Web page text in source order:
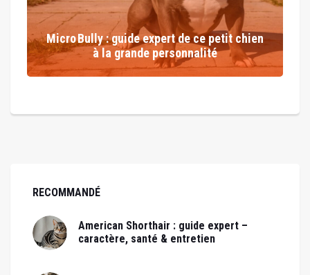
Micro Bully : guide expert de ce petit chien
à la grande personnalité
RECOMMANDÉ
American Shorthair : guide expert –
caractère, santé & entretien